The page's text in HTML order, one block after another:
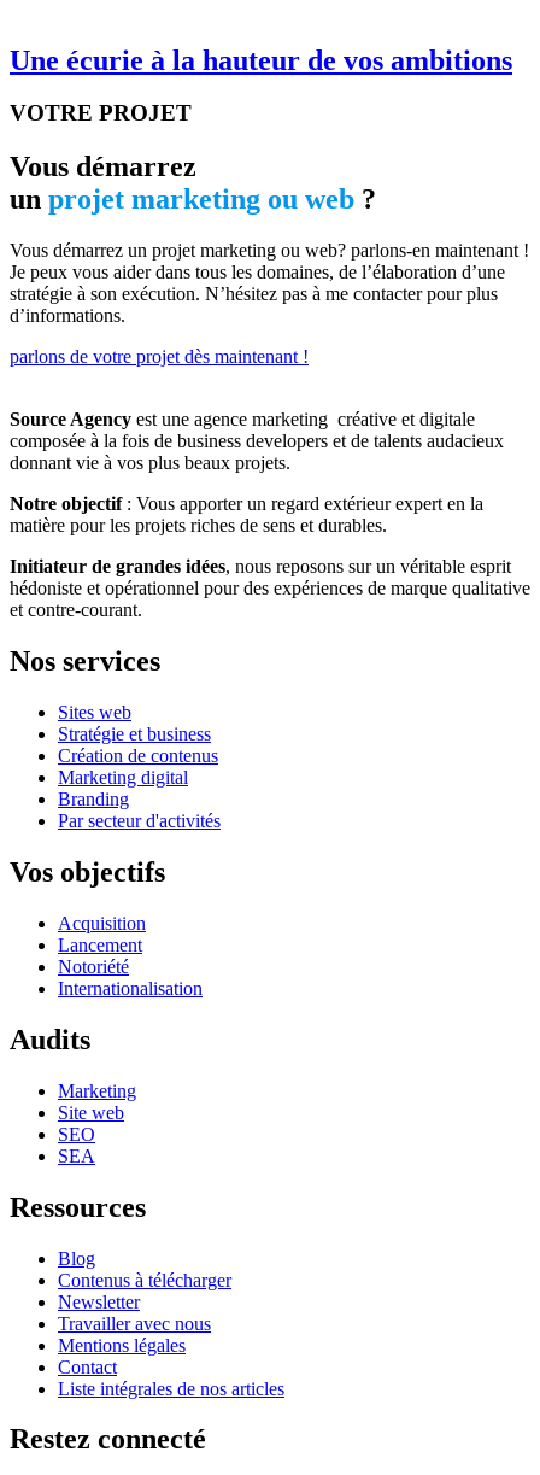
Une écurie à la hauteur de vos ambitions
VOTRE PROJET
Vous démarrez
un projet marketing ou web ?
Vous démarrez un projet marketing ou web? parlons-en maintenant !
Je peux vous aider dans tous les domaines, de l’élaboration d’une
stratégie à son exécution. N’hésitez pas à me contacter pour plus
d’informations.
parlons de votre projet dès maintenant !
Source Agency est une agence marketing créative et digitale
composée à la fois de business developers et de talents audacieux
donnant vie à vos plus beaux projets.
Notre objectif: Vous apporter un regard extérieur expert en la
matière pour les projets riches de sens et durables.
Initiateur de grandes idées, nous reposons sur un véritable esprit
hédoniste et opérationnel pour des expériences de marque qualitative
et contre-courant.
Nos services
Sites web
Stratégie et business
Création de contenus
Marketing digital
Branding
Par secteur d'activités
Vos objectifs
Acquisition
Lancement
Notoriété
Internationalisation
Audits
Marketing
Site web
SEO
SEA
Ressources
Blog
Contenus à télécharger
Newsletter
Travailler avec nous
Mentions légales
Contact
Liste intégrales de nos articles
Restez connecté